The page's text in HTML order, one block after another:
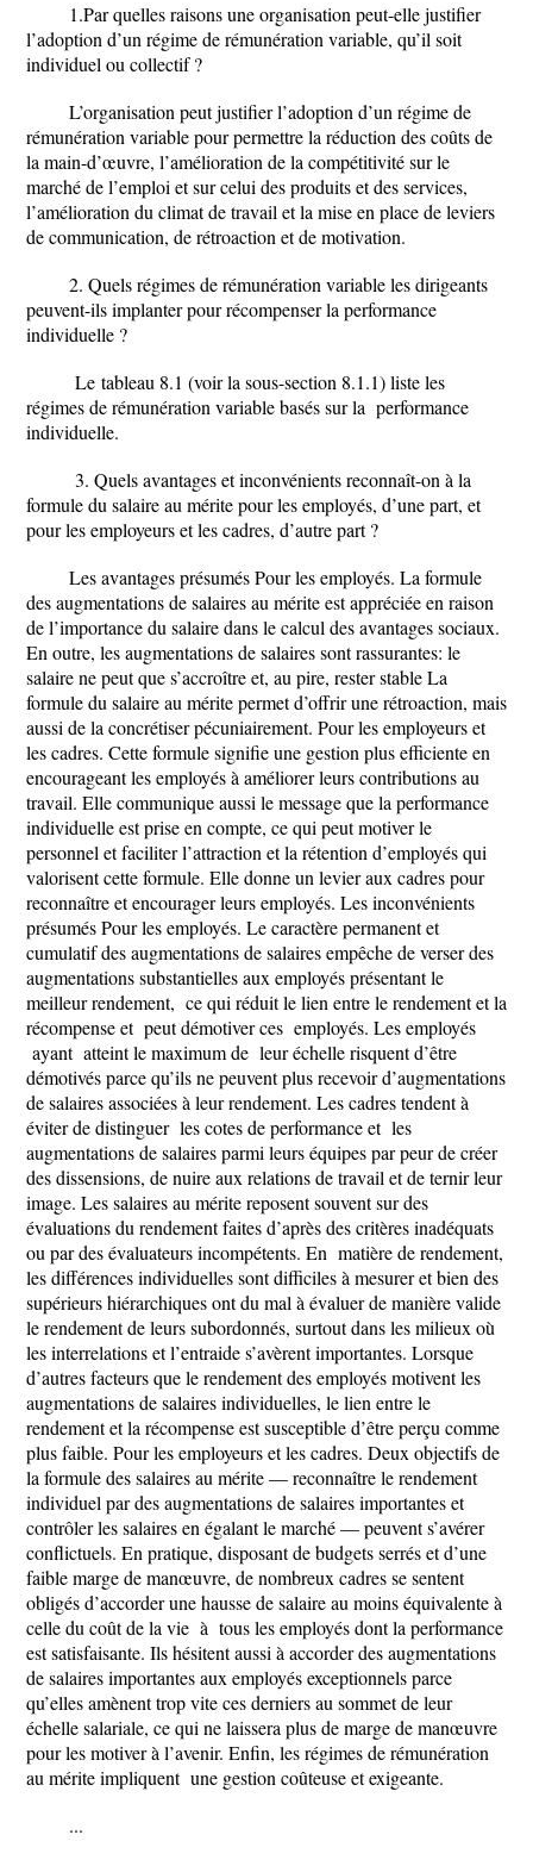
1.Par quelles raisons une organisation peut-elle justifier
l’adoption d’un régime de rémunération variable, qu’il soit
individuel ou collectif ?
L’organisation peut justifier l’adoption d’un régime de
rémunération variable pour permettre la réduction des coûts de
la main-d’œuvre, l’amélioration de la compétitivité sur le
marché de l’emploi et sur celui des produits et des services,
l’amélioration du climat de travail et la mise en place de leviers
de communication, de rétroaction et de motivation.
2. Quels régimes de rémunération variable les dirigeants
peuvent-ils implanter pour récompenser la performance
individuelle ?
Le tableau 8.1 (voir la sous-section 8.1.1) liste les
régimes de rémunération variable basés sur la performance
individuelle.
3. Quels avantages et inconvénients reconnaît-on à la
formule du salaire au mérite pour les employés, d’une part, et
pour les employeurs et les cadres, d’autre part ?
Les avantages présumés Pour les employés. La formule
des augmentations de salaires au mérite est appréciée en raison
de l’importance du salaire dans le calcul des avantages sociaux.
En outre, les augmentations de salaires sont rassurantes: le
salaire ne peut que s’accroître et, au pire, rester stable La
formule du salaire au mérite permet d’offrir une rétroaction, mais
aussi de la concrétiser pécuniairement. Pour les employeurs et
les cadres. Cette formule signifie une gestion plus efficiente en
encourageant les employés à améliorer leurs contributions au
travail. Elle communique aussi le message que la performance
individuelle est prise en compte, ce qui peut motiver le
personnel et faciliter l’attraction et la rétention d’employés qui
valorisent cette formule. Elle donne un levier aux cadres pour
reconnaître et encourager leurs employés. Les inconvénients
présumés Pour les employés. Le caractère permanent et
cumulatif des augmentations de salaires empêche de verser des
augmentations substantielles aux employés présentant le
meilleur rendement, ce qui réduit le lien entre le rendement et la
récompense et peut démotiver ces employés. Les employés
ayant atteint le maximum de leur échelle risquent d’être
démotivés parce qu’ils ne peuvent plus recevoir d’augmentations
de salaires associées à leur rendement. Les cadres tendent à
éviter de distinguer les cotes de performance et les
augmentations de salaires parmi leurs équipes par peur de créer
des dissensions, de nuire aux relations de travail et de ternir leur
image. Les salaires au mérite reposent souvent sur des
évaluations du rendement faites d’après des critères inadéquats
ou par des évaluateurs incompétents. En matière de rendement,
les différences individuelles sont difficiles à mesurer et bien des
supérieurs hiérarchiques ont du mal à évaluer de manière valide
le rendement de leurs subordonnés, surtout dans les milieux où
les interrelations et l’entraide s’avèrent importantes. Lorsque
d’autres facteurs que le rendement des employés motivent les
augmentations de salaires individuelles, le lien entre le
rendement et la récompense est susceptible d’être perçu comme
plus faible. Pour les employeurs et les cadres. Deux objectifs de
la formule des salaires au mérite — reconnaître le rendement
individuel par des augmentations de salaires importantes et
contrôler les salaires en égalant le marché — peuvent s’avérer
conflictuels. En pratique, disposant de budgets serrés et d’une
faible marge de manœuvre, de nombreux cadres se sentent
obligés d’accorder une hausse de salaire au moins équivalente à
celle du coût de la vie à tous les employés dont la performance
est satisfaisante. Ils hésitent aussi à accorder des augmentations
de salaires importantes aux employés exceptionnels parce
qu’elles amènent trop vite ces derniers au sommet de leur
échelle salariale, ce qui ne laissera plus de marge de manœuvre
pour les motiver à l’avenir. Enfin, les régimes de rémunération
au mérite impliquent une gestion coûteuse et exigeante.
...